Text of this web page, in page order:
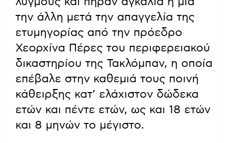
την άλλη μετά την απαγγελία της
ετυμηγορίας από την πρόεδρο
Χεορχίνα Πέρες του περιφερειακού
δικαστηρίου της Τακλόμπαν, η οποία
επέβαλε στην καθεμιά τους ποινή
κάθειρξης κατ’ ελάχιστον δώδεκα
ετών και πέντε ετών, ως και 18 ετών
και 8 μηνών το μέγιστο.